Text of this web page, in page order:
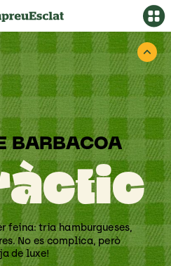
feina:triahamburgueses,
No escomplica, però
de luxe!
BARBACOA